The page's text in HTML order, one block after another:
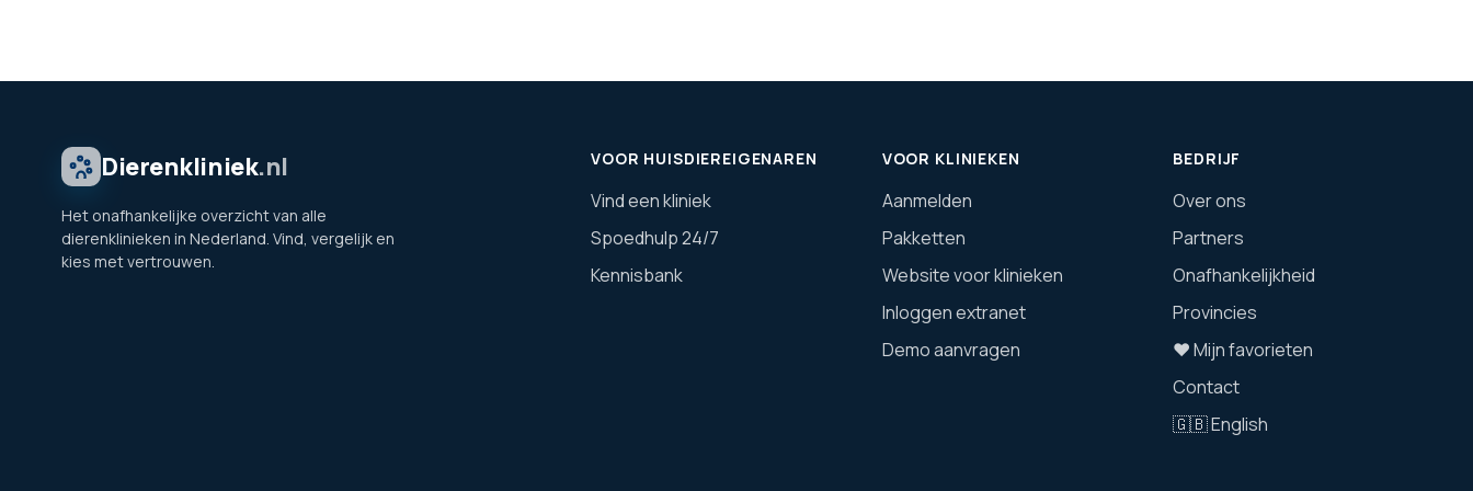
Dierenkliniek.nl
Het onafhankelijke overzicht van alle
dierenklinieken in Nederland. Vind, vergelijk en
kies met vertrouwen.
VOOR HUISDIEREIGENAREN
Vind een kliniek
Spoedhulp 24/7
Kennisbank
VOOR KLINIEKEN
Aanmelden
Pakketten
Website voor klinieken
Inloggen extranet
Demo aanvragen
BEDRIJF
Over ons
Partners
Onafhankelijkheid
Provincies
❤️ Mijn favorieten
Contact
🇬🇧 English